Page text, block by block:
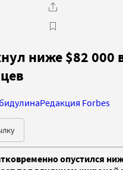
ниже $82 000
Редакция Forbes
опустился